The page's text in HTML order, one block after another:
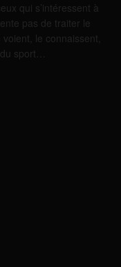
qui s’intéressent à
pas de traiter le
le connaissent,
du sport…